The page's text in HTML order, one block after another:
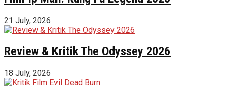
21 July, 2026
Review & Kritik The Odyssey 2026
18 July, 2026